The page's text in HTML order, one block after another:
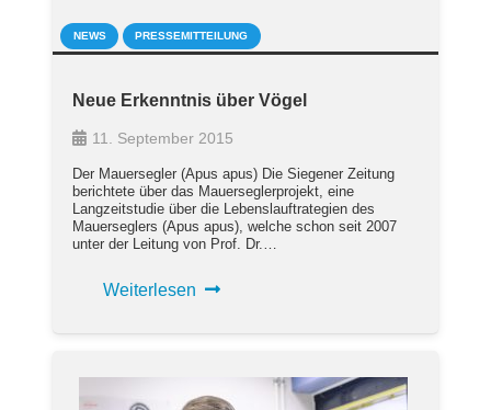
NEWS PRESSEMITTEILUNG
Neue Erkenntnis über Vögel
11. September 2015
Der Mauersegler (Apus apus) Die Siegener Zeitung
berichtete über das Mauerseglerprojekt, eine
Langzeitstudie über die Lebenslauftrategien des
Mauerseglers (Apus apus), welche schon seit 2007
unter der Leitung von Prof. Dr.…
Weiterlesen